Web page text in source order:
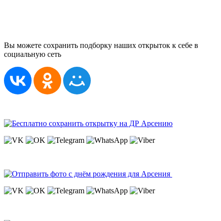
Вы можете сохранить подборку наших открыток к себе в
социальную сеть